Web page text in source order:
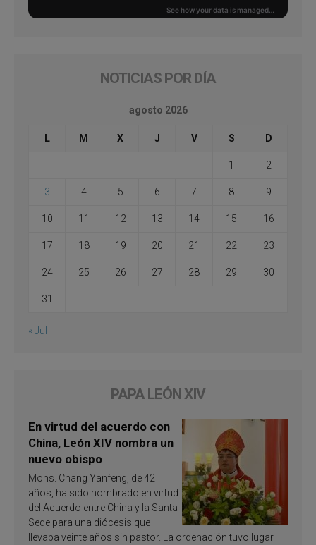
NOTICIAS POR DÍA
agosto 2026
L M X J V S D
1 2
3 4 5 6 7 8 9
10 11 12 13 14 15 16
17 18 19 20 21 22 23
24 25 26 27 28 29 30
31
« Jul
PAPA LEÓN XIV
En virtud del acuerdo con
China, León XIV nombra un
nuevo obispo
Mons. Chang Yanfeng, de 42
años, ha sido nombrado en virtud
del Acuerdo entre China y la Santa
Sede para una diócesis que
llevaba veinte años sin pastor. La ordenación tuvo lugar